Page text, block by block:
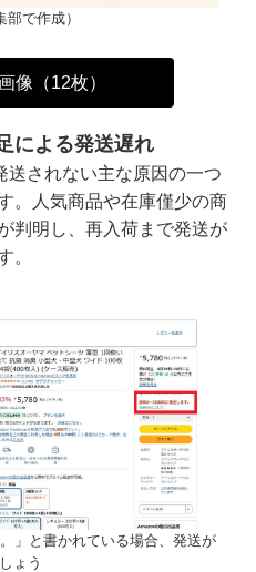
で作成）
像（12枚）
による発送遅れ
送されない主な原因の一つ
。人気商品や在庫僅少の商
判明し、再入荷まで発送が
。
」と書かれている場合、発送が
ょう